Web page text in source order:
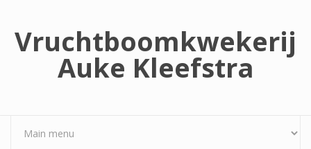
Vruchtboomkwekerij
Auke Kleefstra